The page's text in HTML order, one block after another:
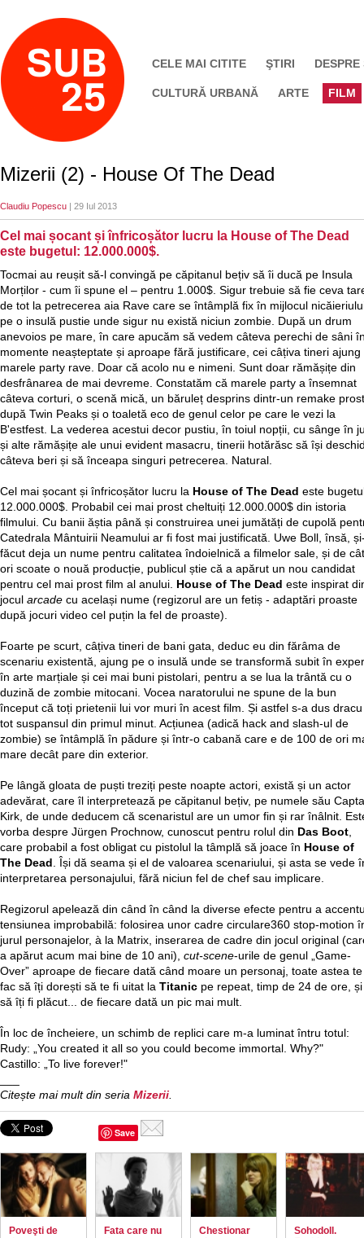
CELE MAI CITITE ŞTIRI DESPRE
CULTURĂ URBANĂ ARTE FILM
Mizerii (2) - House Of The Dead
Claudiu Popescu | 29 Iul 2013
Cel mai șocant și înfricoșător lucru la House of The Dead
este bugetul: 12.000.000$.
Tocmai au reușit să-l convingă pe căpitanul bețiv să îi ducă pe Insula
Morților - cum îi spune el – pentru 1.000$. Sigur trebuie să fie ceva
de tot la petrecerea aia Rave care se întâmplă fix în mijlocul
pe o insulă pustie unde sigur nu există niciun zombie. După un drum
anevoios pe mare, în care apucăm să vedem câteva perechi de sâni
momente neașteptate și aproape fără justificare, cei câțiva tineri ajung
marele party rave. Doar că acolo nu e nimeni. Sunt doar rămășițe din
desfrânarea de mai devreme. Constatăm că marele party a însemnat
câteva corturi, o scenă mică, un băruleț desprins dintr-un remake prost
după Twin Peaks și o toaletă eco de genul celor pe care le vezi la
B'estfest. La vederea acestui decor pustiu, în toiul nopții, cu sânge în
și alte rămășițe ale unui evident masacru, tinerii hotărăsc să își
câteva beri și să înceapa singuri petrecerea. Natural.
Cel mai șocant și înfricoșător lucru la House of The Dead este
12.000.000$. Probabil cei mai prost cheltuiți 12.000.000$ din istoria
filmului. Cu banii ăștia până și construirea unei jumătăți de cupolă
Catedrala Mântuirii Neamului ar fi fost mai justificată. Uwe Boll, însă,
făcut deja un nume pentru calitatea îndoielnică a filmelor sale, și de
ori scoate o nouă producție, publicul știe că a apărut un nou candidat
pentru cel mai prost film al anului. House of The Dead este inspirat
jocul arcade cu același nume (regizorul are un fetiș - adaptări proaste
după jocuri video cel puțin la fel de proaste).
Foarte pe scurt, câțiva tineri de bani gata, deduc eu din fărâma de
scenariu existentă, ajung pe o insulă unde se transformă subit în
în arte marțiale și cei mai buni pistolari, pentru a se lua la trântă cu o
duzină de zombie mitocani. Vocea naratorului ne spune de la bun
început că toți prietenii lui vor muri în acest film. Și astfel s-a dus dracu
tot suspansul din primul minut. Acțiunea (adică hack and slash-ul de
zombie) se întâmplă în pădure și într-o cabană care e de 100 de ori
mare decât pare din exterior.
Pe lângă gloata de puști treziți peste noapte actori, există și un actor
adevărat, care îl interpretează pe căpitanul bețiv, pe numele său
Kirk, de unde deducem că scenaristul are un umor fin și rar înâlnit.
vorba despre Jürgen Prochnow, cunoscut pentru rolul din Das Boot,
care probabil a fost obligat cu pistolul la tâmplă să joace în House of
The Dead . Își dă seama și el de valoarea scenariului, și asta se vede
interpretarea personajului, fără niciun fel de chef sau implicare.
Regizorul apelează din când în când la diverse efecte pentru a
tensiunea improbabilă: folosirea unor cadre circulare360 stop-motion
jurul personajelor, à la Matrix, inserarea de cadre din jocul original
a apărut acum mai bine de 10 ani), cut-scene-urile de genul „Game-
Over” aproape de fiecare dată când moare un personaj, toate astea te
fac să îți dorești să te fi uitat la Titanic pe repeat, timp de 24 de ore, și
să îți fi plăcut... de fiecare dată un pic mai mult.
În loc de încheiere, un schimb de replici care m-a luminat întru totul:
Rudy: „You created it all so you could become immortal. Why?"
Castillo: „To live forever!"
Citește mai mult din seria Mizerii.
Save
Poveşti de
Fata care nu
Chestionar
Sohodoll.